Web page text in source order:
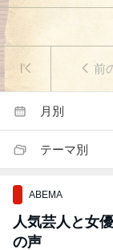
前
月別
テーマ別
ABEMA
人気芸人と女
の声